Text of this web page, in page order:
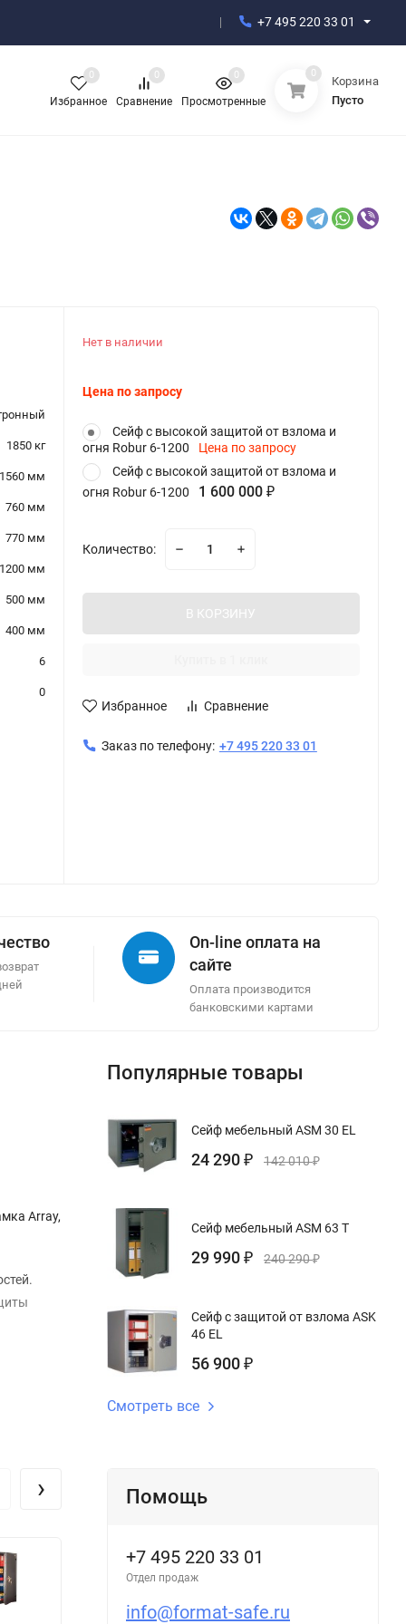
+7 495 220 33 01
Избранное
0
Сравнение
0
Просмотренные
0 0
Корзина
Пусто
1850 кг
1560 мм
760 мм
770 мм
1200 мм
500 мм
400 мм
6
0
Нет в наличии
Цена по запросу
Сейф с высокой защитой от взлома и
огня Robur 6-1200
Цена по запросу
Сейф с высокой защитой от взлома и
огня Robur 6-1200
1 600 000 ₽
Количество:
В КОРЗИНУ
Избранное Сравнение
Заказ по телефону: +7 495 220 33 01
On-line оплата на
сайте
Оплата производится
банковскими картами
Array,
›
Популярные товары
Сейф мебельный ASM 30 EL
24 290 ₽ 142 010₽
Сейф мебельный ASM 63 T
29 990 ₽ 240 290₽
Сейф с защитой от взлома ASK
46 EL
56 900 ₽
Смотреть все
Помощь
+7 495 220 33 01
Отдел продаж
info@format-safe.ru